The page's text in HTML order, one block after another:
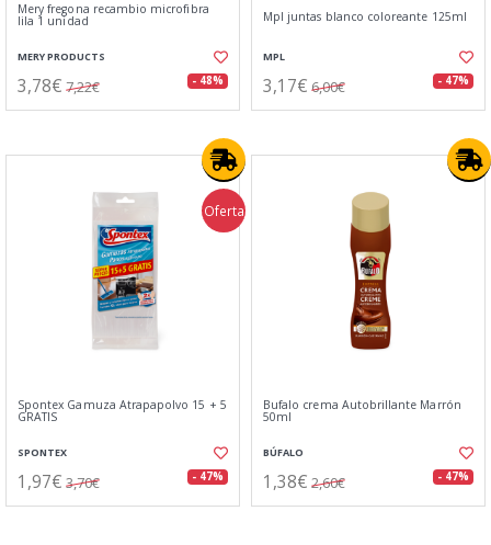
Mery fregona recambio microfibra
lila 1 unidad
MERY PRODUCTS
3,78€ 7,22€ - 48%
Mpl juntas blanco coloreante 125ml
MPL
3,17€ 6,00€ - 47%
Oferta
Spontex Gamuza Atrapapolvo 15 + 5
GRATIS
SPONTEX
1,97€ 3,70€ - 47%
Bufalo crema Autobrillante Marrón
50ml
BÚFALO
1,38€ 2,60€ - 47%